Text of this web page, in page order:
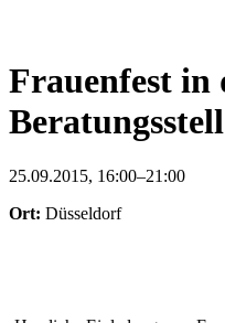
Frauenfest in
25.09.2015, 16:00–21:00
Ort: Düsseldorf